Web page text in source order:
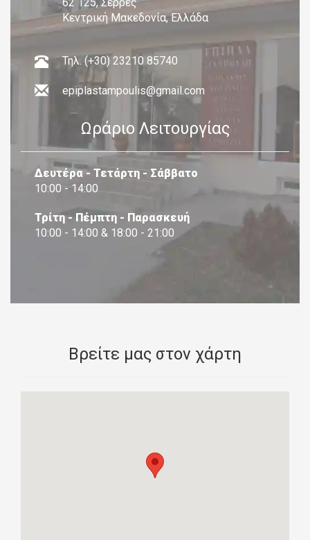
Κεντρική Μακεδονία, Ελλάδα
Τηλ. (+30) 23210 85740
epiplastampoulis@gmail.com
Ωράριο Λειτουργίας
Δευτέρα - Τετάρτη - Σάββατο
10:00 - 14:00
Τρίτη - Πέμπτη - Παρασκευή
10:00 - 14:00 & 18:00 - 21:00
Βρείτε μας στον χάρτη